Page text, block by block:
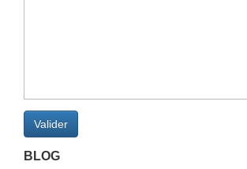
Valider
BLOG